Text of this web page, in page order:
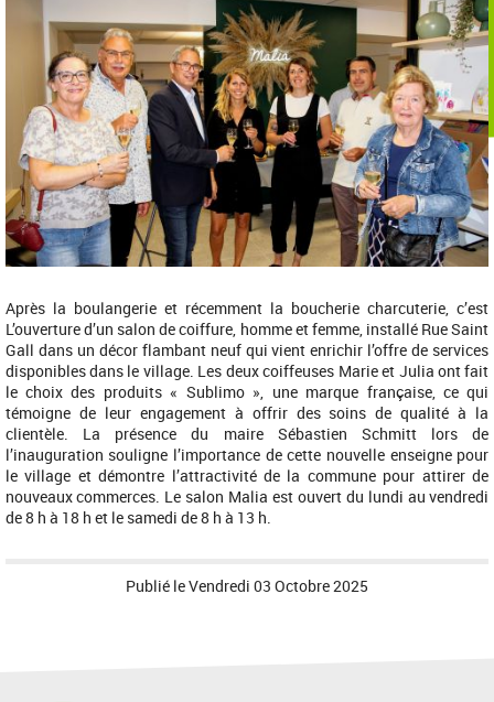
Après la boulangerie et récemment la boucherie charcuterie, c’est
L’ouverture d’un salon de coiffure, homme et femme, installé Rue Saint
Gall dans un décor flambant neuf qui vient enrichir l’offre de services
disponibles dans le village. Les deux coiffeuses Marie et Julia ont fait
le choix des produits « Sublimo », une marque française, ce qui
témoigne de leur engagement à offrir des soins de qualité à la
clientèle. La présence du maire Sébastien Schmitt lors de
l’inauguration souligne l’importance de cette nouvelle enseigne pour
le village et démontre l’attractivité de la commune pour attirer de
nouveaux commerces. Le salon Malia est ouvert du lundi au vendredi
de 8 h à 18 h et le samedi de 8 h à 13 h.
Publié leVendredi 03 Octobre 2025